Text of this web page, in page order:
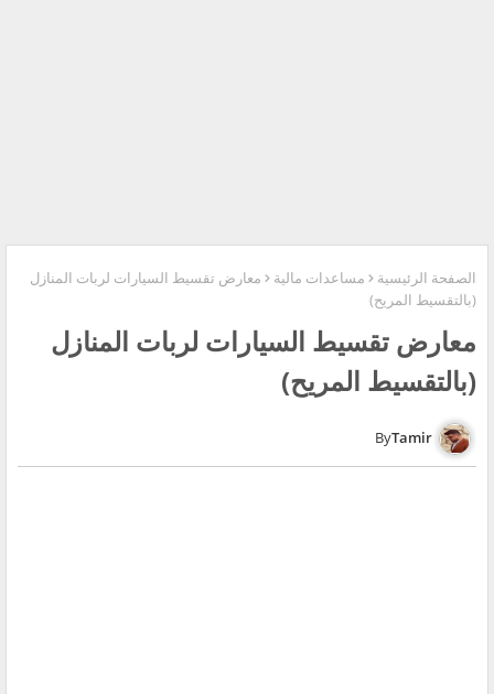
الصفحة الرئيسية مساعدات مالية
معارض تقسيط السيارات لربات المنازل
(بالتقسيط المريح)
معارض تقسيط السيارات لربات المنازل
(بالتقسيط المريح)
Tamir